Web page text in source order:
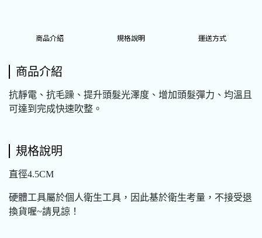
商品介紹 規格說明 運送方式
商品介紹
抗靜電、抗毛躁、提升頭髮光澤度、增加頭髮彈力、均溫且
可達到完成快速吹整。
規格說明
直徑4.5CM
硬體工具屬於個人衛生工具，因此基於衛生考量，不接受退
換貨喔~請見諒！